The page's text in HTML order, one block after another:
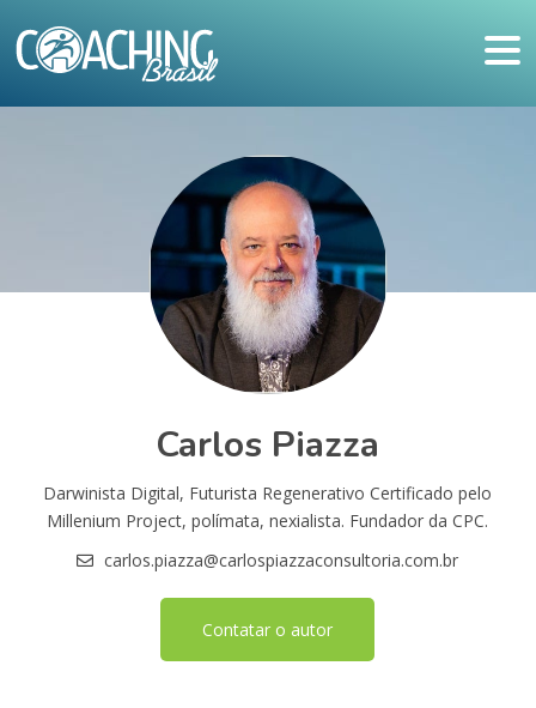
Carlos Piazza
Darwinista Digital, Futurista Regenerativo Certificado pelo
Millenium Project, polímata, nexialista. Fundador da CPC.
carlos.piazza@carlospiazzaconsultoria.com.br
Contatar o autor